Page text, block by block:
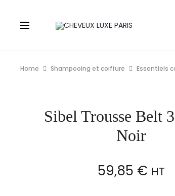
Home Shampooing et coiffure Essentiels
Sibel Trousse Belt
Noir
59,85 € HT